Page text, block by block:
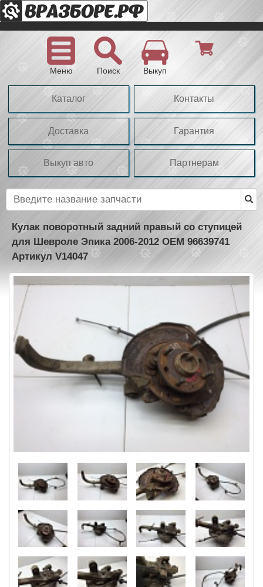
Меню Поиск Выкуп
Каталог Контакты
Доставка Гарантия
Выкуп авто Партнерам
Кулак поворотный задний правый со ступицей
для Шевроле Эпика 2006-2012 OEM 96639741
Артикул V14047